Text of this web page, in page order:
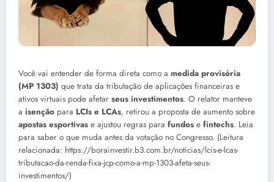
Você vai entender de forma direta como a medida provisória
(MP 1303) que trata da tributação de aplicações financeiras e
ativos virtuais pode afetar seus investimentos. O relator manteve
a isenção para LCIs e LCAs, retirou a proposta de aumento sobre
apostas esportivas e ajustou regras para fundos e fintechs. Leia
para saber o que muda antes da votação no Congresso. (Leitura
relacionada: https://borainvestir.b3.com.br/noticias/lcis-e-lcas-
tributacao-da-renda-fixa-jcp-como-a-mp-1303-afeta-seus-
investimentos/)